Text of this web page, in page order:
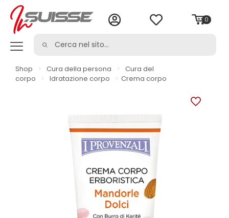
0
Shop > Cura della persona >
Cura del
corpo
> Idratazione corpo > Crema corpo